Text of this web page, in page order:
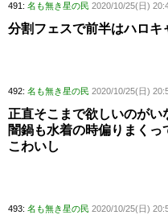
491: 名も無き星の民 2020/10/25(日)
分割フェスで前半はハロキ
492: 名も無き星の民 2020/10/25(日)
正直そこまで欲しいのがい
闇鍋も水着の時偏りまく
こわいし
493: 名も無き星の民 2020/10/25(日)